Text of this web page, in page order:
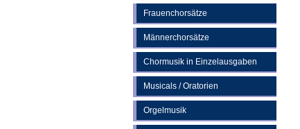
Frauenchorsätze
Männerchorsätze
Chormusik in Einzelausgaben
Musicals / Oratorien
Orgelmusik